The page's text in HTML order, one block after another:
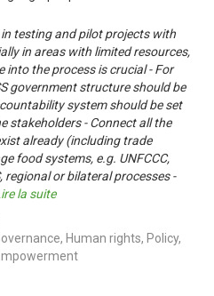
testing and pilot projects with
in areas with limited resources,
into the process is crucial - For
government structure should be
system should be set
stakeholders - Connect all the
already (including trade
food systems, e.g. UNFCCC,
regional or bilateral processes -
la suite
Human rights, Policy,